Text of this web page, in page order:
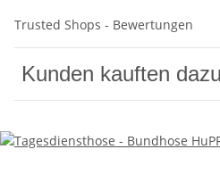
Trusted Shops - Bewertungen
Kunden kauften